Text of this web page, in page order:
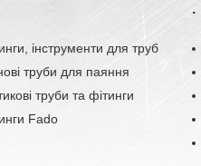
інструменти для труб
труби для паяння
труби та фітинги
Fado
.